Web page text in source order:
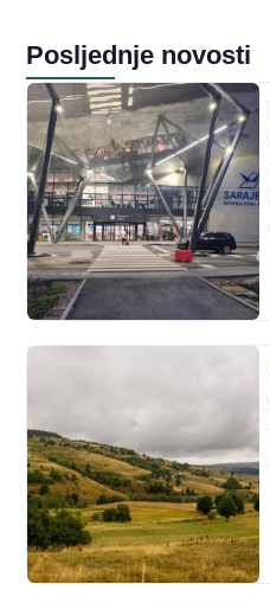
Posljednje novosti